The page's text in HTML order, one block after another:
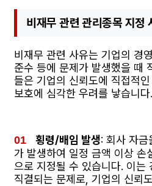
비재무 관련 관리종목 지정
비재무 관련 사유는 기업의 경
준수 등에 문제가 발생했을 때
들은 기업의 신뢰도에 직접적
보호에 심각한 우려를 낳습니다.
횡령/배임 발생: 회사 자금
가 발생하여 일정 금액 이상 손
으로 지정될 수 있습니다. 이는
직결되는 문제로, 기업의 신뢰